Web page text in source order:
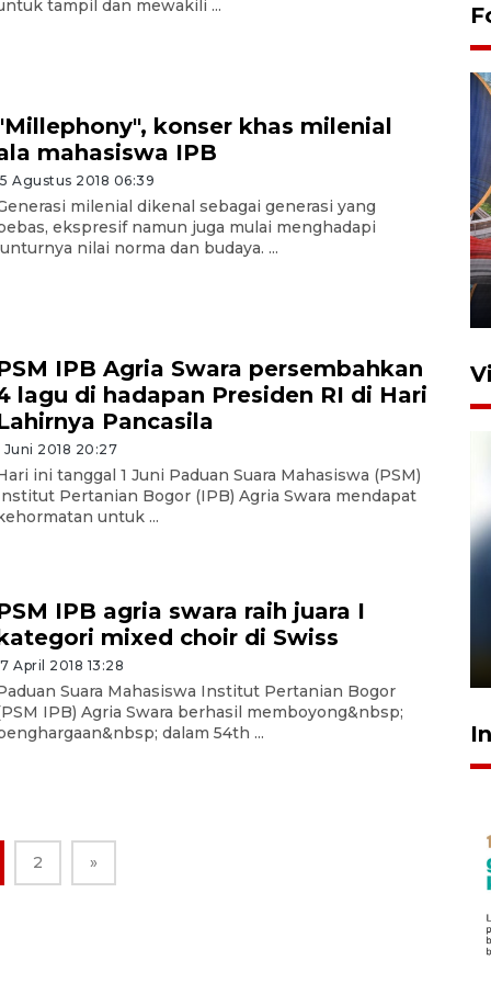
tampil dan mewakili ...
konser khas milenial
mahasiswa IPB
Agustus 2018 06:39
milenial dikenal sebagai generasi yang
ekspresif namun juga mulai menghadapi
nilai norma dan budaya. ...
IPB Agria Swara persembahkan
lagu di hadapan Presiden RI di Hari
Pancasila
Juni 2018 20:27
ini tanggal 1 Juni Paduan Suara Mahasiswa (PSM)
Pertanian Bogor (IPB) Agria Swara mendapat
untuk ...
IPB agria swara raih juara I
mixed choir di Swiss
April 2018 13:28
Suara Mahasiswa Institut Pertanian Bogor
IPB) Agria Swara berhasil memboyong&nbsp;
dalam 54th ...
2 »
Komisi V DPR tinjau
perlintasan sebidang di
Pelanggan Filaha Farm setia
sampai 8 tahan?
1 Juni 2026 05:47